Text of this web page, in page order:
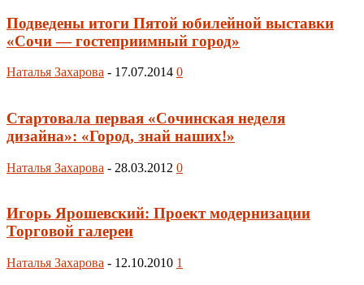
Подведены итоги Пятой юбилейной выставки
«Сочи — гостеприимный город»
Наталья Захарова - 17.07.2014 0
Стартовала первая «Сочинская неделя
дизайна»: «Город, знай наших!»
Наталья Захарова - 28.03.2012 0
Игорь Ярошевский: Проект модернизации
Торговой галереи
Наталья Захарова - 12.10.2010 1